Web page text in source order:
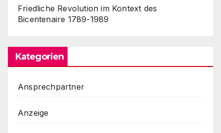
Friedliche Revolution im Kontext des
Bicentenaire 1789-1989
Kategorien
Ansprechpartner
Anzeige